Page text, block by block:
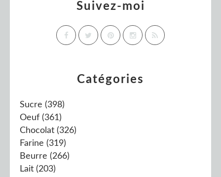
Catégories
Sucre (398)
Oeuf (361)
Chocolat (326)
Farine (319)
Beurre (266)
Lait (203)
Suivez-moi